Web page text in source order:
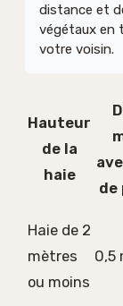
distance et
végétaux en
votre voisin.
Hauteur
de la
haie
de
Haie de 2
mètres
ou moins
0,5